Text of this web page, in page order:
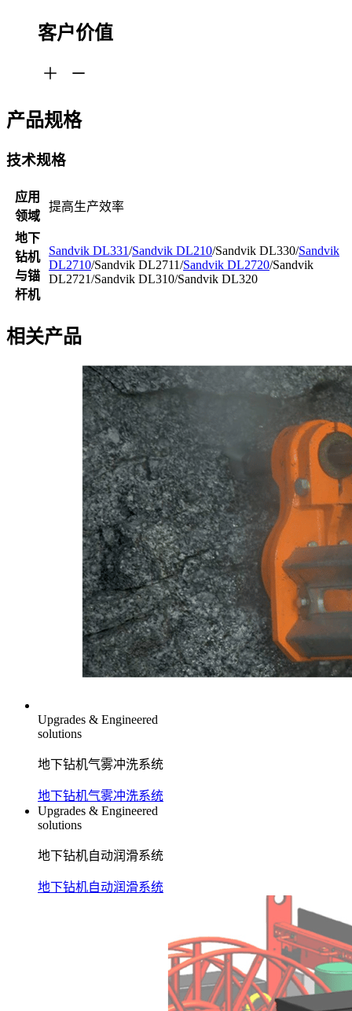
客户价值
产品规格
技术规格
应用
领域
提高生产效率
地下
钻机
与锚
杆机
Sandvik DL331/Sandvik DL210/Sandvik DL330/Sandvik
DL2710/Sandvik DL2711/Sandvik DL2720/Sandvik
DL2721/Sandvik DL310/Sandvik DL320
相关产品
Upgrades & Engineered
solutions
地下钻机气雾冲洗系统
地下钻机气雾冲洗系统
Upgrades & Engineered
solutions
地下钻机自动润滑系统
地下钻机自动润滑系统